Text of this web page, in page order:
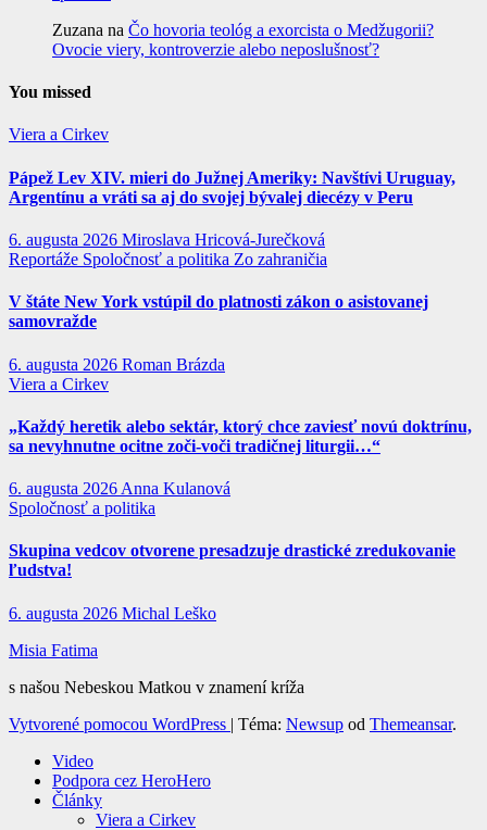
Zuzana na Čo hovoria teológ a exorcista o Medžugorii?
Ovocie viery, kontroverzie alebo neposlušnosť?
You missed
Viera a Cirkev
Pápež Lev XIV. mieri do Južnej Ameriky: Navštívi Uruguay,
Argentínu a vráti sa aj do svojej bývalej diecézy v Peru
6. augusta 2026 Miroslava Hricová-Jurečková
Reportáže Spoločnosť a politika Zo zahraničia
V štáte New York vstúpil do platnosti zákon o asistovanej
samovražde
6. augusta 2026 Roman Brázda
Viera a Cirkev
„Každý heretik alebo sektár, ktorý chce zaviesť novú doktrínu,
sa nevyhnutne ocitne zoči-voči tradičnej liturgii…“
6. augusta 2026 Anna Kulanová
Spoločnosť a politika
Skupina vedcov otvorene presadzuje drastické zredukovanie
ľudstva!
6. augusta 2026 Michal Leško
Misia Fatima
s našou Nebeskou Matkou v znamení kríža
Vytvorené pomocou WordPress | Téma: Newsup od Themeansar.
Video
Podpora cez HeroHero
Články
Viera a Cirkev